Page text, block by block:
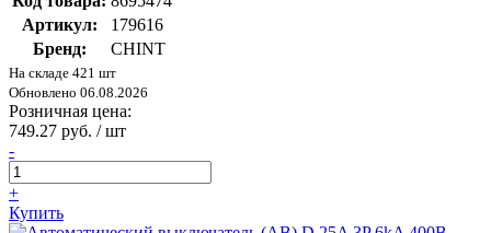
Артикул:
179616
Бренд:
CHINT
На складе 421 шт
Обновлено 06.08.2026
Розничная цена:
749.27 руб. / шт
-
+
Купить